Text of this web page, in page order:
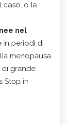
caso, o la
nel
in periodi di
menopausa
di grande
Stop in